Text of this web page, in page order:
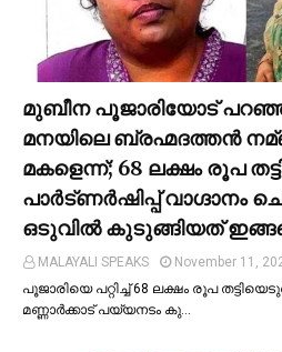
മുബീന പൂജാരിയോട്
മനയിലെ ബ്രഹ്മദത്തൻ
മകളെന്ന്; 68 ലക്ഷം രൂപ
പാര്‍ട്ണര്‍ഷിപ്പ് വാഗ്ദാനം
ഒടുവില്‍ കുടുങ്ങിയത്
MALAYALI SPEAKS
November 11,
പൂജാരിയെ പറ്റിച്ച്‌ 68 ലക്ഷം രൂപ
മണ്ണാർക്കാട് പയ്യനടം കു…